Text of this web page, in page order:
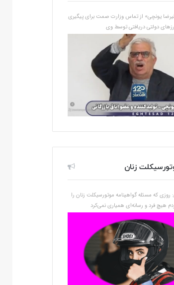
یونچی» از تماس وزارت صمت برای پیگیری
دولتی دریافتی توسط وی
زنان
روزی که مسئله گواهینامه موتورسیکلت زنان را
هیچ فرد و رسانه‌ای همیاری نمی‌کرد